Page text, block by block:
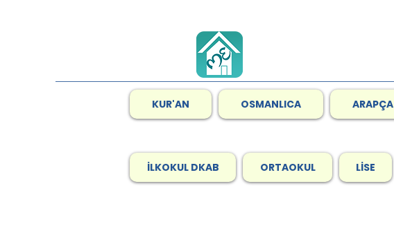
KUR'AN OSMANLICA ARAPÇA
İLKOKUL DKAB ORTAOKUL LİSE